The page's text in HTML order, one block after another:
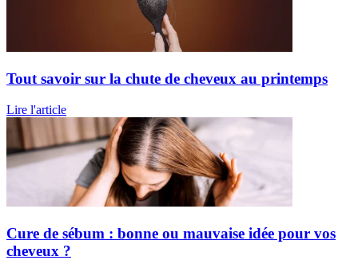
Tout savoir sur la chute de cheveux au printemps
Lire l'article
Cure de sébum : bonne ou mauvaise idée pour vos
cheveux ?